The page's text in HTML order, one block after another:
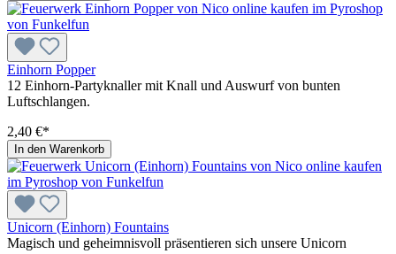
Einhorn Popper
12 Einhorn-Partyknaller mit Knall und Auswurf von bunten
Luftschlangen.
2,40 €*
In den Warenkorb
Unicorn (Einhorn) Fountains
Magisch und geheimnisvoll präsentieren sich unsere Unicorn